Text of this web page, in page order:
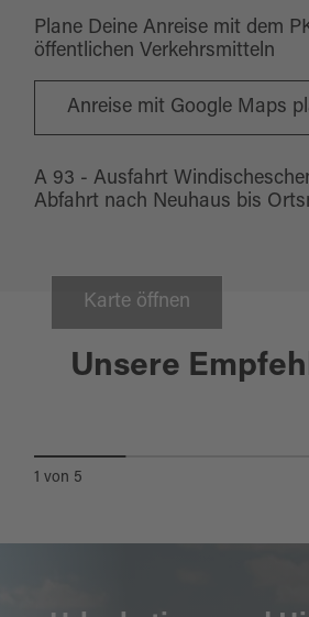
Karte öffnen
Plane Deine Anreise mit dem
öffentlichen Verkehrsmitteln
Anreise mit Google Maps
A 93 - Ausfahrt
Abfahrt nach Neuhaus bis
Unsere
Windischeschenbach
1 von 5